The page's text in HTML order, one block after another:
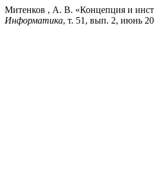
Митенков , А. В. «Концепция и
Информатика, т. 51, вып. 2, июнь